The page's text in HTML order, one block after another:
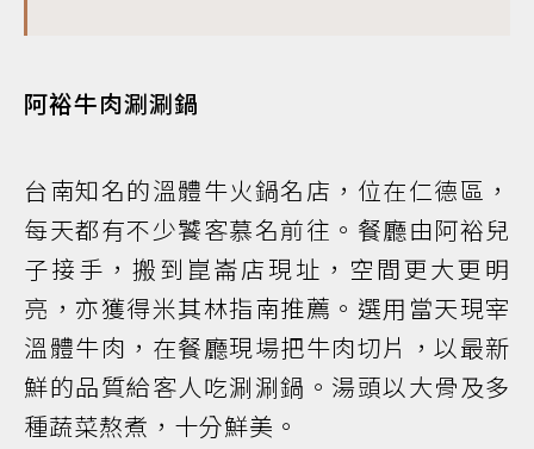
阿裕牛肉涮涮鍋
台南知名的溫體牛火鍋名店，位在仁德區，
每天都有不少饕客慕名前往。餐廳由阿裕兒
子接手，搬到崑崙店現址，空間更大更明
亮，亦獲得米其林指南推薦。選用當天現宰
溫體牛肉，在餐廳現場把牛肉切片，以最新
鮮的品質給客人吃涮涮鍋。湯頭以大骨及多
種蔬菜熬煮，十分鮮美。